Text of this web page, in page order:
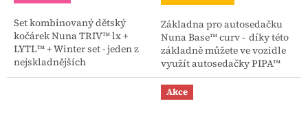
Set kombinovaný dětský
kočárek Nuna TRIV™ lx +
LYTL™ + Winter set - jeden z
nejskladnějších
kombinovaných kočárků.
Základna pro autosedačku
Nuna Base™ curv - díky této
základně můžete ve vozidle
využít autosedačky PIPA™
next, ARRA™ next / flex,
TODL™ next a také...
Akce